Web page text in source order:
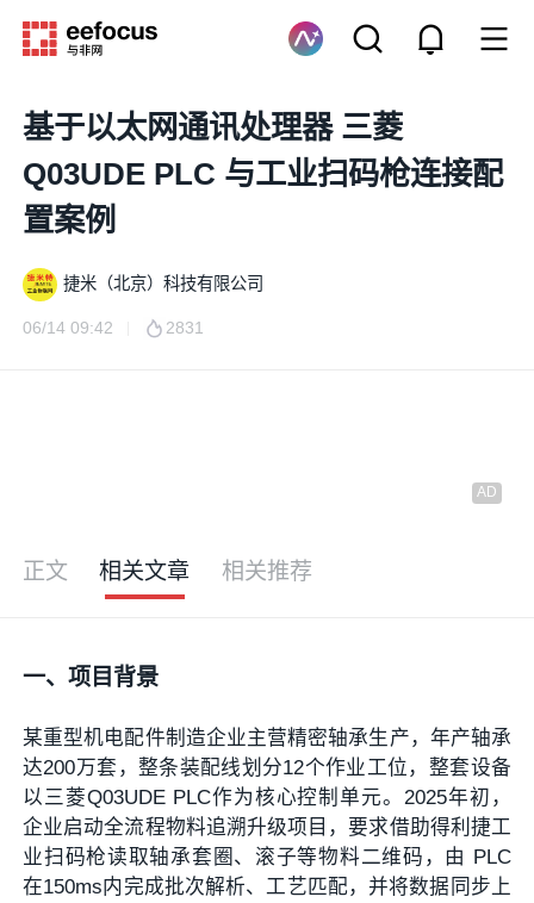
基于以太网通讯处理器 三菱
Q03UDE PLC 与工业扫码枪连接配
置案例
捷米（北京）科技有限公司
06/14 09:42 2831
正文 相关文章 相关推荐
一、项目背景
某重型机电配件制造企业主营精密轴承生产，年产轴承
达200万套，整条装配线划分12个作业工位，整套设备
以三菱Q03UDE PLC作为核心控制单元。2025年初，
企业启动全流程物料追溯升级项目，要求借助得利捷工
业扫码枪读取轴承套圈、滚子等物料二维码，由 PLC
在150ms内完成批次解析、工艺匹配，并将数据同步上